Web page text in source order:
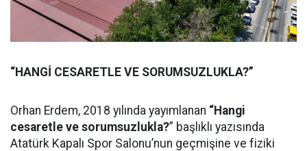
“HANGİ CESARETLE VE SORUMSUZLUKLA?”
Orhan Erdem, 2018 yılında yayımlanan “Hangi
cesaretle ve sorumsuzlukla?” başlıklı yazısında
Atatürk Kapalı Spor Salonu’nun geçmişine ve fiziki